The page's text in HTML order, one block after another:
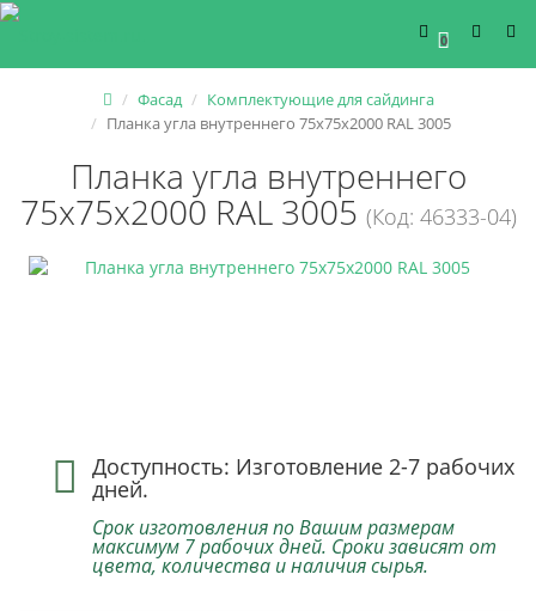
0
Фасад
Комплектующие для сайдинга
Планка угла внутреннего 75x75x2000 RAL 3005
Планка угла внутреннего
75x75x2000 RAL 3005 (Код: 46333-04)
Доступность: Изготовление 2-7 рабочих
дней.
Срок изготовления по Вашим размерам
максимум 7 рабочих дней. Сроки зависят от
цвета, количества и наличия сырья.